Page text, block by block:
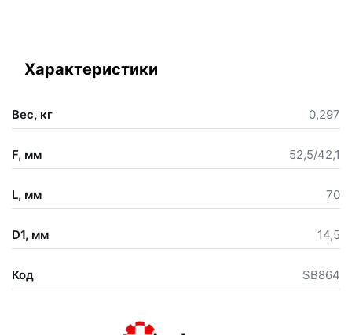
Характеристики
Вес, кг 0,297
F, мм 52,5/42,1
L, мм 70
D1, мм 14,5
Код SB864